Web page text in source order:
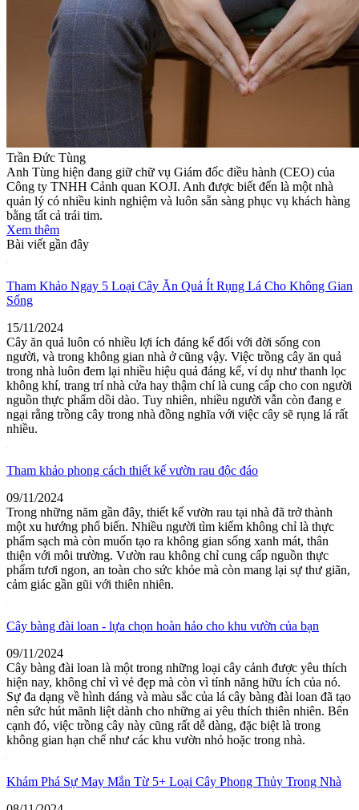
Trần Đức Tùng
Anh Tùng hiện đang giữ chữ vụ Giám đốc điều hành (CEO) của
Công ty TNHH Cảnh quan KOJI. Anh được biết đến là một nhà
quản lý có nhiều kinh nghiệm và luôn sẵn sàng phục vụ khách hàng
bằng tất cả trái tim.
Xem thêm
Bài viết gần đây
Tham Khảo Ngay 5 Loại Cây Ăn Quả Ít Rụng Lá Cho Không Gian
Sống
15/11/2024
Cây ăn quả luôn có nhiều lợi ích đáng kể đối với đời sống con
người, và trong không gian nhà ở cũng vậy. Việc trồng cây ăn quả
trong nhà luôn đem lại nhiều hiệu quả đáng kể, ví dụ như thanh lọc
không khí, trang trí nhà cửa hay thậm chí là cung cấp cho con người
nguồn thực phẩm dồi dào. Tuy nhiên, nhiều người vẫn còn đang e
ngại rằng trồng cây trong nhà đồng nghĩa với việc cây sẽ rụng lá rất
nhiều.
Tham khảo phong cách thiết kế vườn rau độc đáo
09/11/2024
Trong những năm gần đây, thiết kế vườn rau tại nhà đã trở thành
một xu hướng phổ biến. Nhiều người tìm kiếm không chỉ là thực
phẩm sạch mà còn muốn tạo ra không gian sống xanh mát, thân
thiện với môi trường. Vườn rau không chỉ cung cấp nguồn thực
phẩm tươi ngon, an toàn cho sức khỏe mà còn mang lại sự thư giãn,
cảm giác gần gũi với thiên nhiên.
Cây bàng đài loan - lựa chọn hoàn hảo cho khu vườn của bạn
09/11/2024
Cây bàng đài loan là một trong những loại cây cảnh được yêu thích
hiện nay, không chỉ vì vẻ đẹp mà còn vì tính năng hữu ích của nó.
Sự đa dạng về hình dáng và màu sắc của lá cây bàng đài loan đã tạo
nên sức hút mãnh liệt dành cho những ai yêu thích thiên nhiên. Bên
cạnh đó, việc trồng cây này cũng rất dễ dàng, đặc biệt là trong
không gian hạn chế như các khu vườn nhỏ hoặc trong nhà.
Khám Phá Sự May Mắn Từ 5+ Loại Cây Phong Thủy Trong Nhà